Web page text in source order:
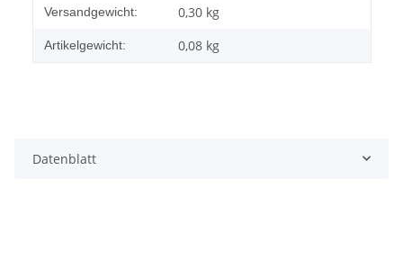
Produkteigenschaft
Wert
Versandgewicht: 0,30 kg
Artikelgewicht: 0,08 kg
Datenblatt